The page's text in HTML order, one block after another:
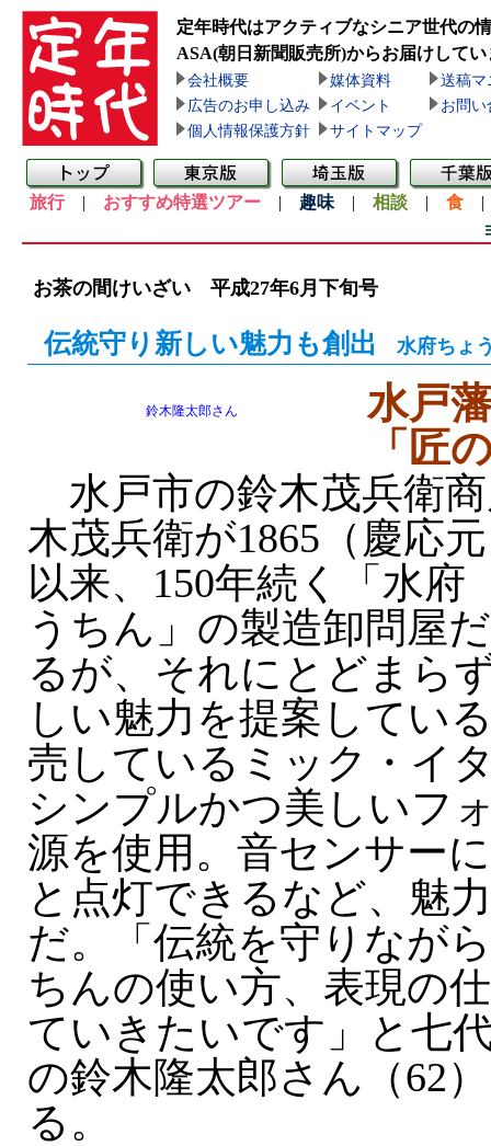
定年時代はアクティブなシニア世代の
ASA(朝日新聞販売所)からお届けしてい
会社概要 媒体資料
送稿マ
広告のお申し込み
イベント
お問い
個人情報保護方針
サイトマップ
旅行| おすすめ特選ツアー | 趣味 | 相談 | 食
お茶の間けいざい 平成27年6月下旬号
伝統守り新しい魅力も創出 水府ちょ
鈴木隆太郎さん
水戸
「匠
水戸市の鈴木茂兵衛
木茂兵衛が1865（慶応
以来、150年続く「水府
うちん」の製造卸問屋
るが、それにとどまら
しい魅力を提案してい
売しているミック・イ
シンプルかつ美しいフ
源を使用。音センサー
と点灯できるなど、魅
だ。「伝統を守りなが
ちんの使い方、表現の
ていきたいです」と七
の鈴木隆太郎さん（62
る。